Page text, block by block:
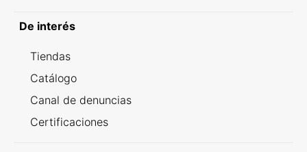
De interés
Tiendas
Catálogo
Canal de denuncias
Certificaciones